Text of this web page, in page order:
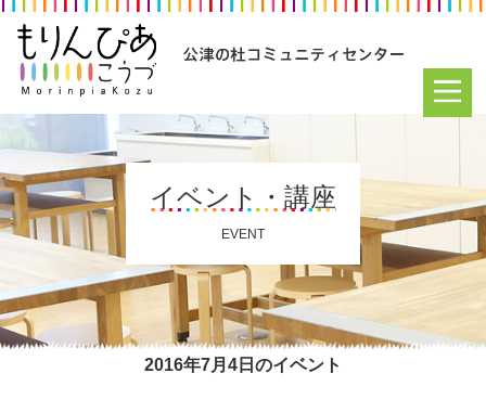
イベント・講座
EVENT
2016年7月4日のイベント